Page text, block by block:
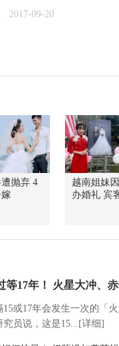
2017-09-20
抛弃 4
越南姐妹
办婚礼 宾
等17年！ 火星大冲、
15或17年会发生一次的「
究员说，这是15...[详细]